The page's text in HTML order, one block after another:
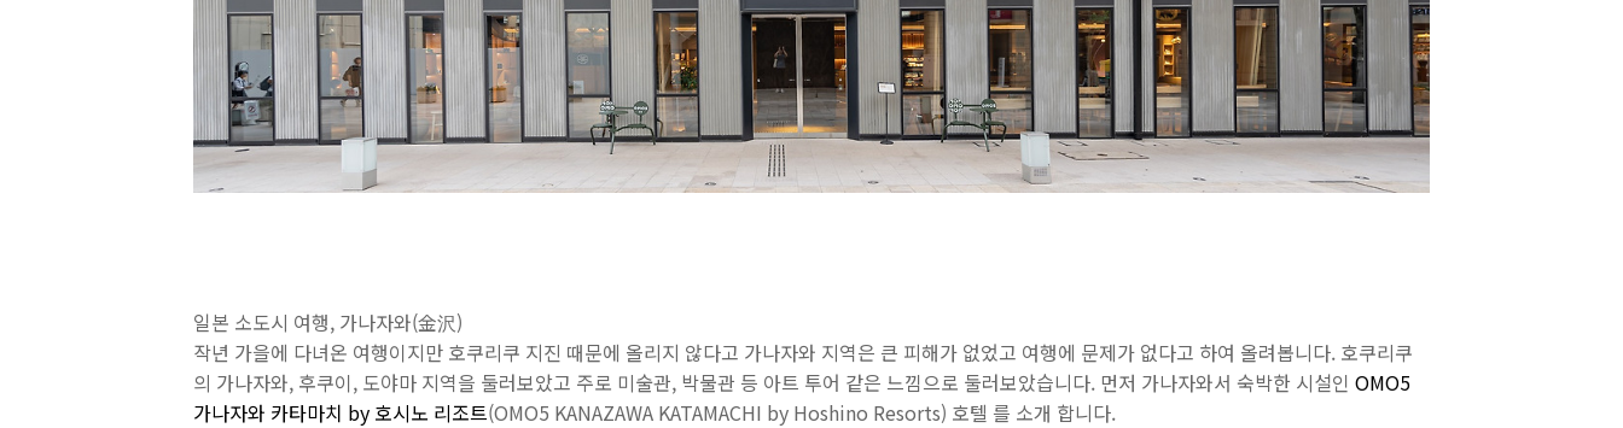
일본 소도시 여행, 가나자와(金沢)
작년 가을에 다녀온 여행이지만 호쿠리쿠 지진 때문에 올리지 않다고 가나자와 지역은 큰 피해가 없었고 여행에 문제가 없다고 하여 올려봅니다. 호쿠리쿠
의 가나자와, 후쿠이, 도야마 지역을 둘러보았고 주로 미술관, 박물관 등 아트 투어 같은 느낌으로 둘러보았습니다. 먼저 가나자와서 숙박한 시설인 OMO5
가나자와 카타마치 by 호시노 리조트(OMO5 KANAZAWA KATAMACHI by Hoshino Resorts) 호텔 를 소개 합니다.